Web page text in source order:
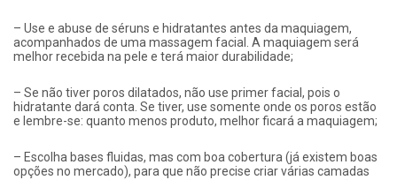
– Use e abuse de séruns e hidratantes antes da maquiagem,
acompanhados de uma massagem facial. A maquiagem será
melhor recebida na pele e terá maior durabilidade;
– Se não tiver poros dilatados, não use primer facial, pois o
hidratante dará conta. Se tiver, use somente onde os poros estão
e lembre-se: quanto menos produto, melhor ficará a maquiagem;
– Escolha bases fluidas, mas com boa cobertura (já existem boas
opções no mercado), para que não precise criar várias camadas